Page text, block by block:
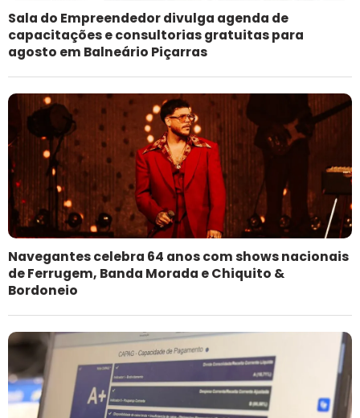
Sala do Empreendedor divulga agenda de
capacitações e consultorias gratuitas para
agosto em Balneário Piçarras
Navegantes celebra 64 anos com shows nacionais
de Ferrugem, Banda Morada e Chiquito &
Bordoneio